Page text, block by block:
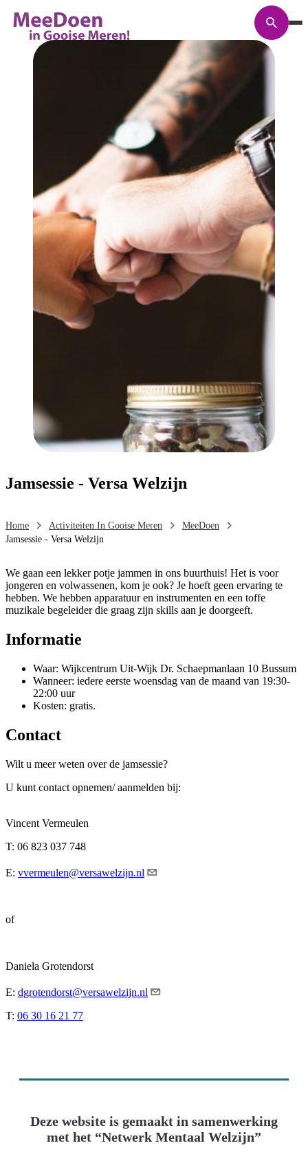
Jamsessie - Versa Welzijn
Home Activiteiten In Gooise Meren
MeeDoen
Jamsessie - Versa Welzijn
We gaan een lekker potje jammen in ons buurthuis! Het is voor
jongeren en volwassenen, kom je ook? Je hoeft geen ervaring te
hebben. We hebben apparatuur en instrumenten en een toffe
muzikale begeleider die graag zijn skills aan je doorgeeft.
Informatie
Waar: Wijkcentrum Uit-Wijk Dr. Schaepmanlaan 10 Bussum
Wanneer: iedere eerste woensdag van de maand van 19:30-
22:00 uur
Kosten: gratis.
Contact
Wilt u meer weten over de jamsessie?
U kunt contact opnemen/ aanmelden bij:
Vincent Vermeulen
T: 06 823 037 748
E: vvermeulen@versawelzijn.nl
of
Daniela Grotendorst
E: dgrotendorst@versawelzijn.nl
T: 06 30 16 21 77
Deze website is gemaakt in samenwerking
met het “Netwerk Mentaal Welzijn”